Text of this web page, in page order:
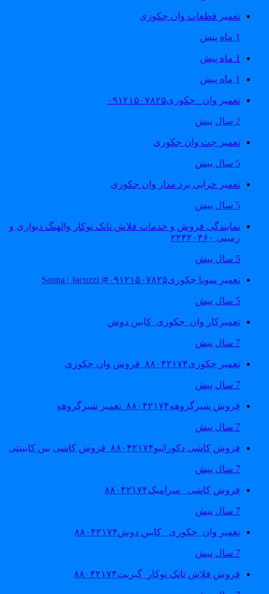
تعمیر قطعات وان جکوزی
1 ماه پیش
1 ماه پیش
تعمیر وان _جکوزی۰۹۱۲۱۵۰۷۸۲۵
تعمیر جت وان جکوزی
تعمیر خرابی برد مدار وان جکوزی
نمایندگی فروش و خدمات فلاش تانک توکار والهنگ دیواری و
زمینی ۲۲۴۲۰۴۶۰
تعمیر سونا جکوزی۰۹۱۲۱۵۰۷۸۲۵#| Sauna | Jacuzzi
تعمیرکار وان_جکوزی_کابین دوش
تعمیر جکوزی۸۸۰۴۲۱۷۴_فروش وان جکوزی
فروش شیرگروهه۸۸۰۴۲۱۷۴_تعمیر شیرگروهه
فروش کاشی دکوراتیو۸۸۰۴۲۱۷۴_فروش کاشی بین کابینتی
فروش کاشی _سرامیک۸۸۰۴۲۱۷۴
تعمیر وان_جکوزی_ کابین دوش۸۸۰۴۲۱۷۴
فروش فلاش تانک توکار_گبریت۸۸۰۴۲۱۷۴